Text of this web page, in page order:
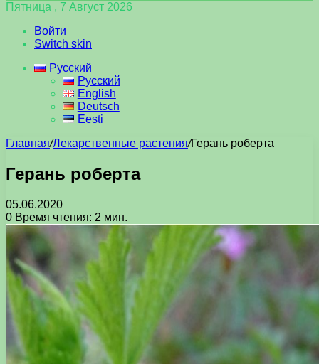
Пятница , 7 Август 2026
Войти
Switch skin
Русский
Русский
English
Deutsch
Eesti
Главная/Лекарственные растения/Герань роберта
Герань роберта
05.06.2020
0 Время чтения: 2 мин.